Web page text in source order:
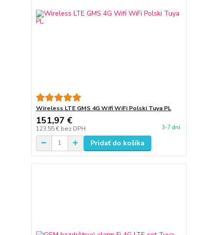
Wireless LTE GMS 4G Wifi WiFi Polski Tuya PL
151,97 €
123,55 € bez DPH 3-7 dní
Pridať do košíka